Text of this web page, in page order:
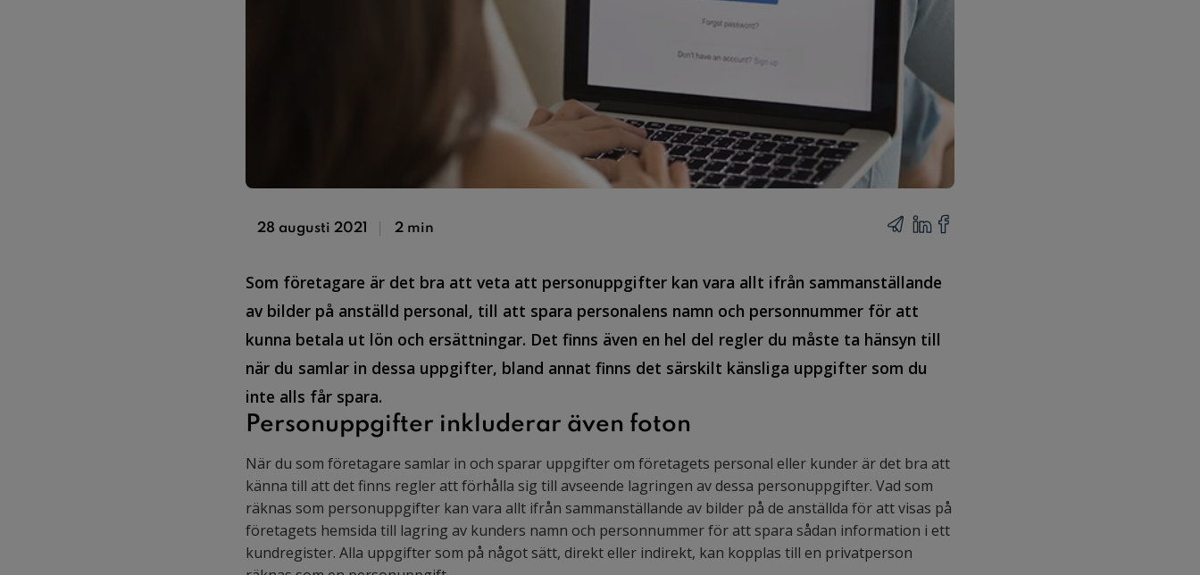
28 augusti 2021 2 min
Som företagare är det bra att veta att personuppgifter kan vara allt ifrån sammanställande
av bilder på anställd personal, till att spara personalens namn och personnummer för att
kunna betala ut lön och ersättningar. Det finns även en hel del regler du måste ta hänsyn till
när du samlar in dessa uppgifter, bland annat finns det särskilt känsliga uppgifter som du
inte alls får spara.
Personuppgifter inkluderar även foton
När du som företagare samlar in och sparar uppgifter om företagets personal eller kunder är det bra att
känna till att det finns regler att förhålla sig till avseende lagringen av dessa personuppgifter. Vad som
räknas som personuppgifter kan vara allt ifrån sammanställande av bilder på de anställda för att visas på
företagets hemsida till lagring av kunders namn och personnummer för att spara sådan information i ett
kundregister. Alla uppgifter som på något sätt, direkt eller indirekt, kan kopplas till en privatperson